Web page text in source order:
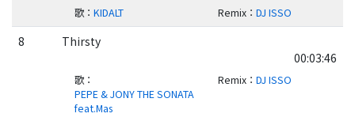
歌： KIDALT Remix： DJ ISSO
8
Thirsty
00:03:46
歌：
PEPE & JONY THE SONATA
feat.Mas
Remix： DJ ISSO